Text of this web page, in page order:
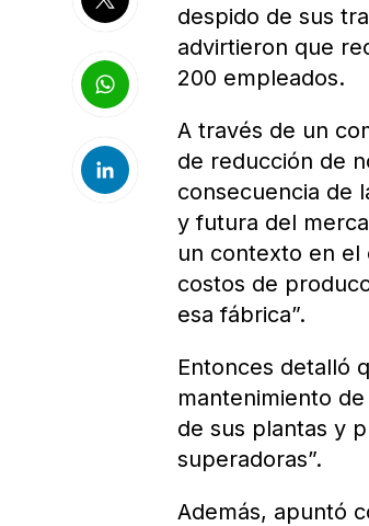
despido de sus
advirtieron que
200 empleados.
A través de un
de reducción de
consecuencia de
y futura del
un contexto en el
costos de
esa fábrica”.
Entonces detalló
mantenimiento
de sus plantas y
superadoras”.
Además, apuntó